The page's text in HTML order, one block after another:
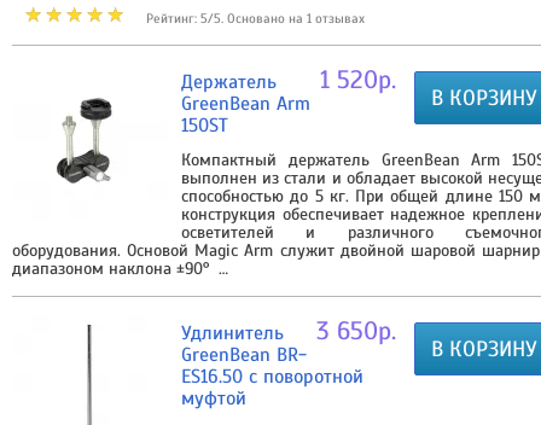
Рейтинг: 5/5. Основано на 1 отзывах
В КОРЗИНУ
1 520р.
Держатель
GreenBean Arm
150ST
Компактный держатель GreenBean Arm
выполнен из стали и обладает высокой
способностью до 5 кг. При общей длине 150
конструкция обеспечивает надежное
осветителей и различного
оборудования. Основой Magic Arm служит двойной шаровой
диапазоном наклона ±90° …
В КОРЗИНУ
3 650р.
Удлинитель
GreenBean BR-
ES16.50 с поворотной
муфтой